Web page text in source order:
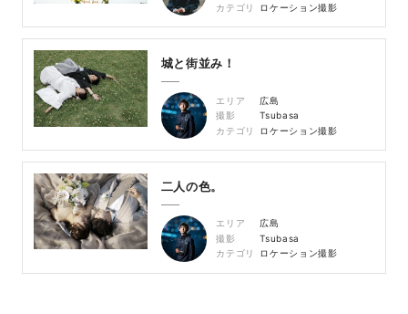
カテゴリ
ロケーション撮影
城と街並み！
エリア
広島
撮影
Tsubasa
カテゴリ
ロケーション撮影
二人の色。
エリア
広島
撮影
Tsubasa
カテゴリ
ロケーション撮影